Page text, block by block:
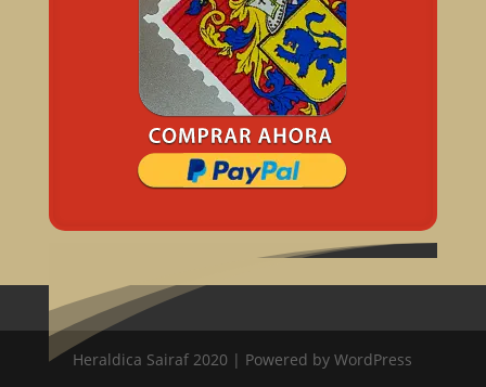
Heraldica Sairaf 2020 | Powered by WordPress